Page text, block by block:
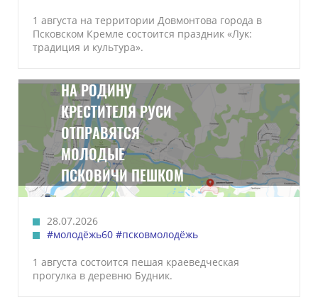
1 августа на территории Довмонтова города в
Псковском Кремле состоится праздник «Лук:
традиция и культура».
НА РОДИНУ
КРЕСТИТЕЛЯ РУСИ
ОТПРАВЯТСЯ
МОЛОДЫЕ
ПСКОВИЧИ ПЕШКОМ
28.07.2026
#молодёжь60 #псковмолодёжь
1 августа состоится пешая краеведческая
прогулка в деревню Будник.